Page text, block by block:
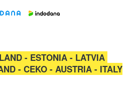
- ESTONIA - LATVIA
- CEKO - AUSTRIA - ITALY